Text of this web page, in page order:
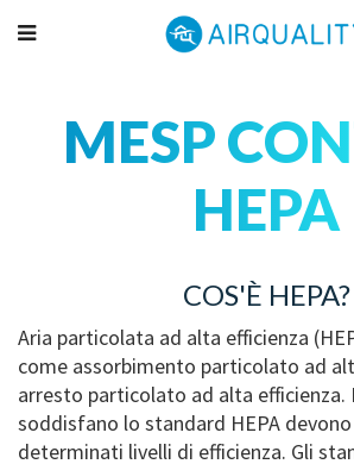
MESP
HEPA
COS'È HEPA?
Aria particolata ad alta efficienza
come assorbimento particolato ad
arresto particolato ad alta efficienza.
soddisfano lo standard HEPA
determinati livelli di efficienza. Gli